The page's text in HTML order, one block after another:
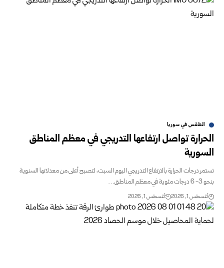
الطقس في سوريا
الحرارة تواصل ارتفاعها التدريجي في معظم المناطق
السورية
تستمر درجات الحرارة بالارتفاع التدريجي اليوم السبت، لتصبح ‌‏أعلى من معدلاتها السنوية
بنحو 3- 6 درجات مئوية في معظم ‌‏المناطق…
أغسطس 1, 2026 أغسطس 1, 2026